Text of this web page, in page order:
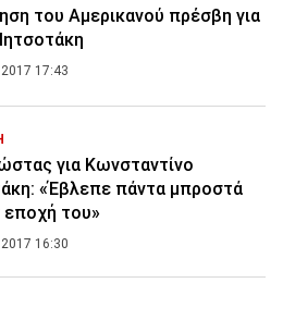
του Αμερικανού πρέσβη για
17:43
για Κωνσταντίνο
«Έβλεπε πάντα μπροστά
εποχή του»
16:30